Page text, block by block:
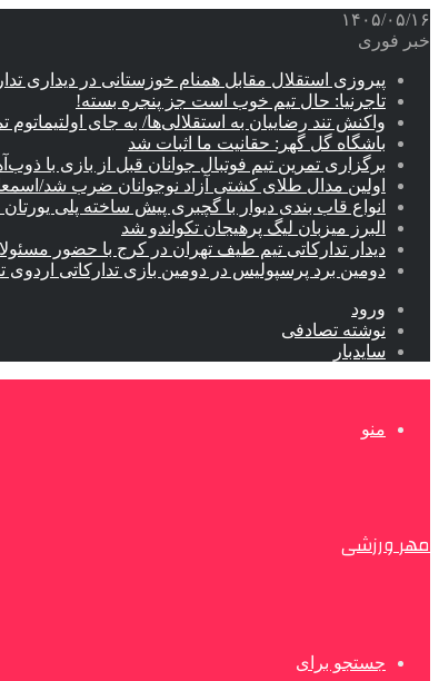
۱۴۰۵/۰۵/۱۶
خبر فوری
پیروزی استقلال مقابل همنام خوزستانی در دیداری
تاجرنیا: حال تیم خوب است جز پنجره بسته!
واکنش تند رضاییان به استقلالی‌ها/ به جای
باشگاه گل گهر: حقانیت ما اثبات شد
برگزاری تمرین تیم فوتبال جوانان قبل از بازی با
اولین مدال طلای کشتی آزاد نوجوانان ضرب شد/
انواع قاب بندی دیوار با گچبری پیش ساخته پلی
البرز میزبان لیگ پرهیجان تکواندو شد
دیدار تدارکاتی تیم طیف تهران در کرج با حضور
دومین برد پرسپولیس در دومین بازی تدارکاتی اردوی
ورود
نوشته تصادفی
سایدبار
منو
مهر ورزشی
جستجو برای